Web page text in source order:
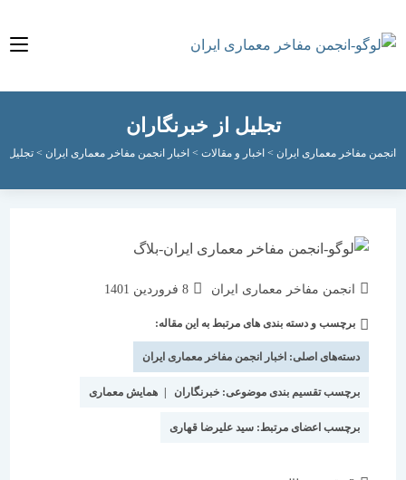
تجلیل از خبرنگاران
مفاخر معماری ایران > اخبار و مقالات>اخبار انجمن مفاخر معماری ایران > تجلیل از
انجمن مفاخر معماری ایران
نوشته
شده
است:
8 فروردین 1401
برچسب و دسته بندی های مرتبط به این مقاله:
دسته‌های اصلی:اخبار انجمن مفاخر معماری ایران
برچسب تقسیم بندی موضوعی:خبرنگاران | همایش معماری
برچسب اعضای مرتبط: سید علیرضا قهاری